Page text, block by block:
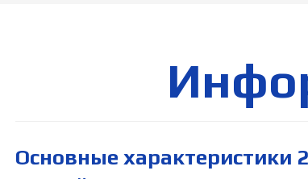
Основные характеристики